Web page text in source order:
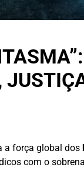
a força global dos
com o